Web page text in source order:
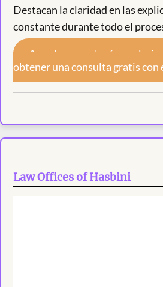
Destacan la claridad en las
constante durante todo el
Accede a nuestro
obtener una consulta gratis con
Law Offices of Hasbini